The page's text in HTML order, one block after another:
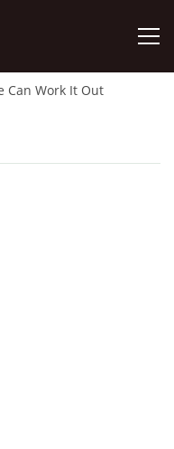
Can Work It Out